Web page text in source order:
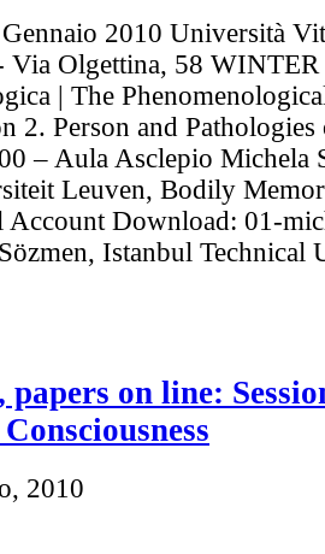
2010 Università
Via Olgettina, 58
| The
2. Person and Pathologies
– Aula Asclepio Michela
Leuven, Bodily
Account Download: 01-
Istanbul Technical
on line:
2010